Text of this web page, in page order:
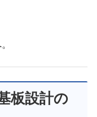
板設計の